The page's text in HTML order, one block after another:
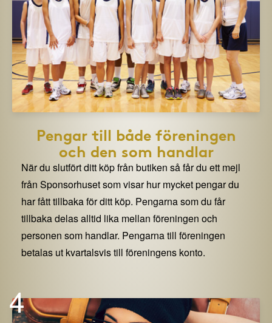
Pengar till både föreningen
och den som handlar
När du slutfört ditt köp från butiken så får du ett mejl
från Sponsorhuset som visar hur mycket pengar du
har fått tillbaka för ditt köp. Pengarna som du får
tillbaka delas alltid lika mellan föreningen och
personen som handlar. Pengarna till föreningen
betalas ut kvartalsvis till föreningens konto.
4